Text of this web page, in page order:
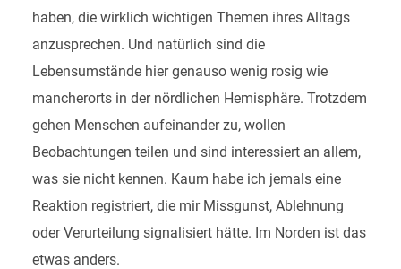
haben, die wirklich wichtigen Themen ihres Alltags
anzusprechen. Und natürlich sind die
Lebensumstände hier genauso wenig rosig wie
mancherorts in der nördlichen Hemisphäre. Trotzdem
gehen Menschen aufeinander zu, wollen
Beobachtungen teilen und sind interessiert an allem,
was sie nicht kennen. Kaum habe ich jemals eine
Reaktion registriert, die mir Missgunst, Ablehnung
oder Verurteilung signalisiert hätte. Im Norden ist das
etwas anders.